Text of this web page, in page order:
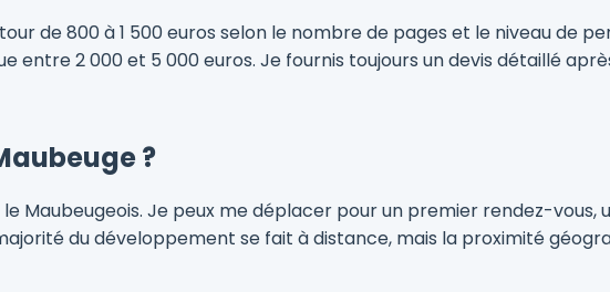
de 800 à 1 500 euros selon le nombre de pages et le niveau de
entre 2 000 et 5 000 euros. Je fournis toujours un devis détaillé
?
le Maubeugeois. Je peux me déplacer pour un premier rendez-vous,
du développement se fait à distance, mais la proximité